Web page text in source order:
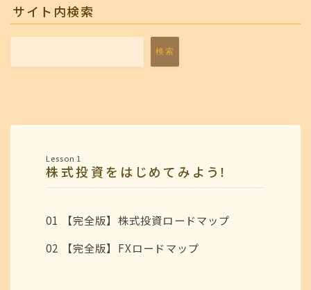
サイト内検索
検索
Lesson 1
株式投資をはじめてみよう！
01 【完全版】株式投資ロードマップ
02 【完全版】FXロードマップ